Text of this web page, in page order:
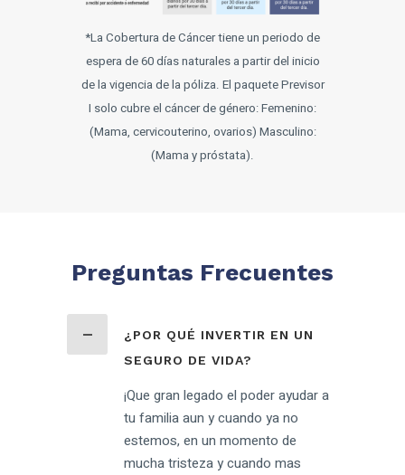
*La Cobertura de Cáncer tiene un periodo de
espera de 60 días naturales a partir del inicio
de la vigencia de la póliza. El paquete Previsor
I solo cubre el cáncer de género: Femenino:
(Mama, cervicouterino, ovarios) Masculino:
(Mama y próstata).
Preguntas Frecuentes
¿POR QUÉ INVERTIR EN UN
SEGURO DE VIDA?
¡Que gran legado el poder ayudar a
tu familia aun y cuando ya no
estemos, en un momento de
mucha tristeza y cuando mas